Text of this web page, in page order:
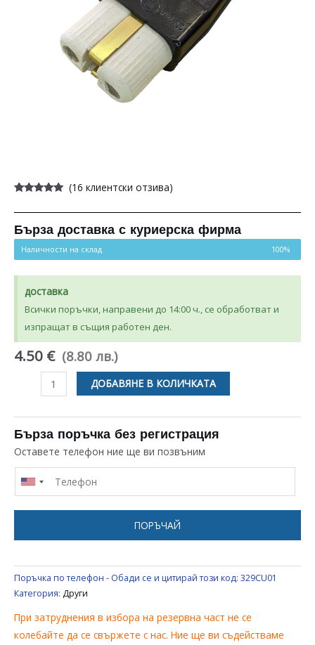
5.00от 5,
потребителски
оценки
(16 клиентски отзива)
Бърза доставка с куриерска фирма
Наличности на склад 100%
доставка
Всички поръчки, направени до 14:00 ч., се обработват и
изпращат в същия работен ден.
4.50 € (8.80 лв.)
количество
ЩЕКЕР
ЗА
СКАРА
ДОБАВЯНЕ В КОЛИЧКАТА
Бърза поръчка без регистрация
Оставете телефон ние ще ви позвъним
ПОРЪЧАЙ
Поръчка по телефон - Обади се и цитирай този код: 329CU01
Категория: Други
При затруднения в избора на резервна част не се
колебайте да се свържете с нас. Ние ще ви съдействаме